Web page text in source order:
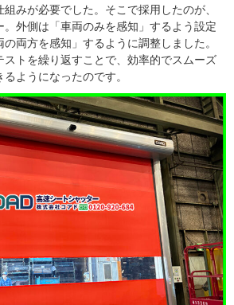
みが必要でした。そこで採用したのが、
外側は「車両のみを感知」するよう設定
両方を感知」するように調整しました。
ストを繰り返すことで、効率的でスムーズ
ようになったのです。